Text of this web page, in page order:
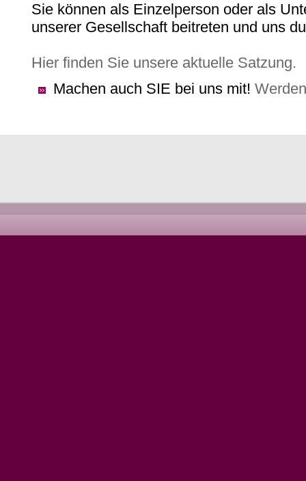
Sie können als Einzelperson oder als
unserer Gesellschaft beitreten und uns
Hier finden Sie unsere aktuelle Satzung.
Machen auch SIE bei uns mit!